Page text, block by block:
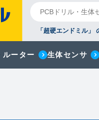
「超硬エンドミル」
ーター 生体センサ